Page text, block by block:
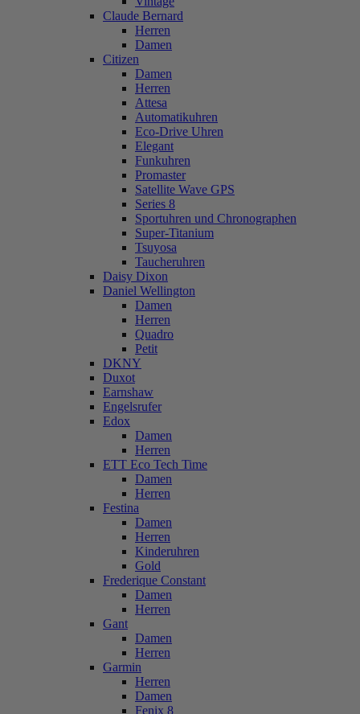
Claude Bernard
Herren
Damen
Citizen
Damen
Herren
Attesa
Automatikuhren
Eco-Drive Uhren
Elegant
Funkuhren
Promaster
Satellite Wave GPS
Series 8
Sportuhren und Chronographen
Super-Titanium
Tsuyosa
Taucheruhren
Daisy Dixon
Daniel Wellington
Damen
Herren
Quadro
Petit
DKNY
Duxot
Earnshaw
Engelsrufer
Edox
Damen
Herren
ETT Eco Tech Time
Damen
Herren
Festina
Damen
Herren
Kinderuhren
Gold
Frederique Constant
Damen
Herren
Gant
Damen
Herren
Garmin
Herren
Damen
Fenix 8